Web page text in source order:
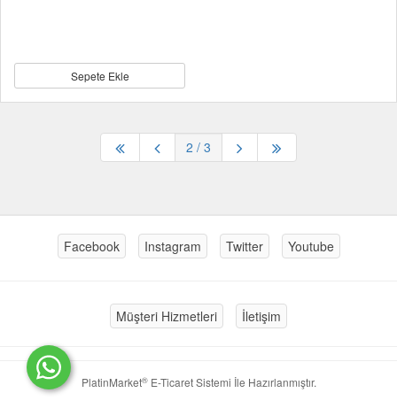
Sepete Ekle
2 / 3
Facebook Instagram Twitter Youtube
Müşteri Hizmetleri İletişim
PlatinMarket®E-Ticaret Sistemi İle Hazırlanmıştır.